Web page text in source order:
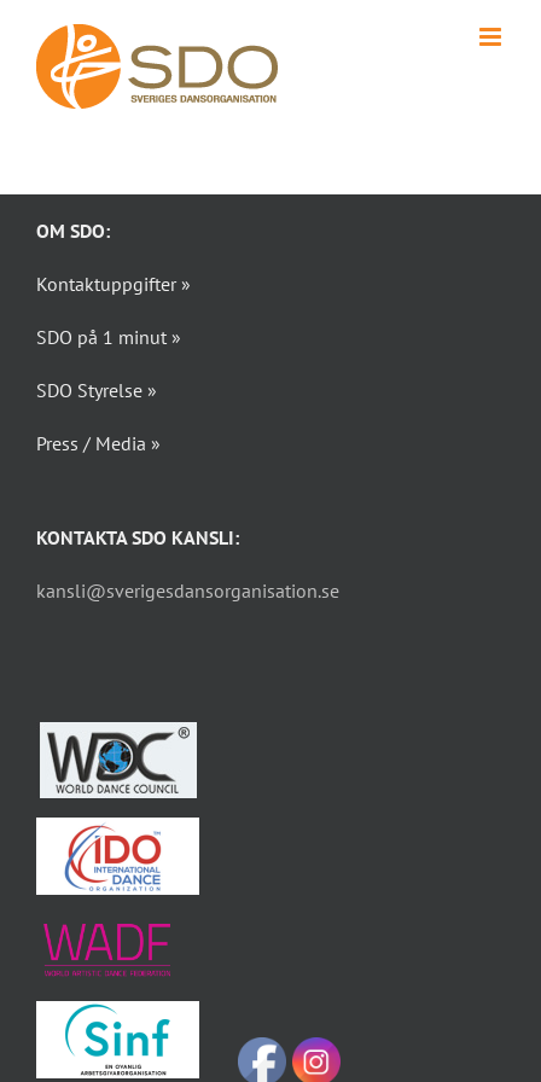
innehållet
OM SDO:
Kontaktuppgifter »
SDO på 1 minut »
SDO Styrelse »
Press / Media »
KONTAKTA SDO KANSLI:
kansli@sverigesdansorganisation.se